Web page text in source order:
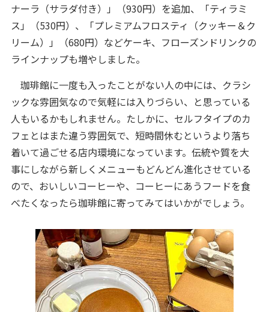
ナーラ（サラダ付き）」（930円）を追加、「ティラミ
ス」（530円）、「プレミアムフロスティ（クッキー＆ク
リーム）」（680円）などケーキ、フローズンドリンクの
ラインナップも増やしました。
珈琲館に一度も入ったことがない人の中には、クラシ
ックな雰囲気なので気軽には入りづらい、と思っている
人もいるかもしれません。たしかに、セルフタイプのカ
フェとはまた違う雰囲気で、短時間休むというより落ち
着いて過ごせる店内環境になっています。伝統や質を大
事にしながら新しくメニューもどんどん進化させている
ので、おいしいコーヒーや、コーヒーにあうフードを食
べたくなったら珈琲館に寄ってみてはいかがでしょう。